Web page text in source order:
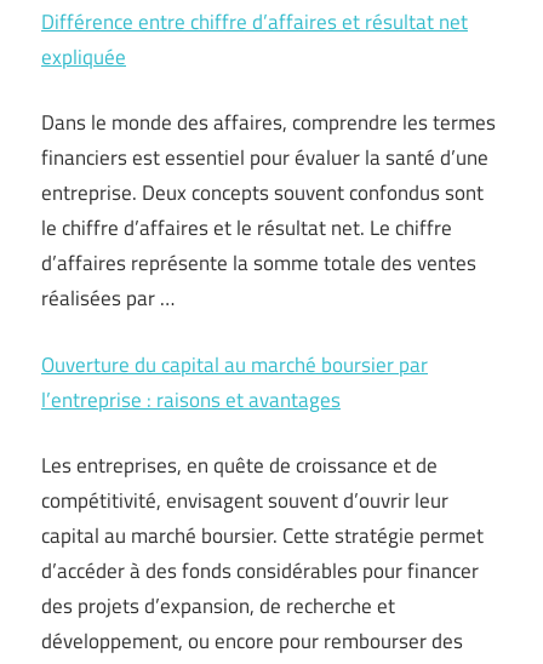
Différence entre chiffre d’affaires et résultat net
expliquée
Dans le monde des affaires, comprendre les termes
financiers est essentiel pour évaluer la santé d’une
entreprise. Deux concepts souvent confondus sont
le chiffre d’affaires et le résultat net. Le chiffre
d’affaires représente la somme totale des ventes
réalisées par …
Ouverture du capital au marché boursier par
l’entreprise : raisons et avantages
Les entreprises, en quête de croissance et de
compétitivité, envisagent souvent d’ouvrir leur
capital au marché boursier. Cette stratégie permet
d’accéder à des fonds considérables pour financer
des projets d’expansion, de recherche et
développement, ou encore pour rembourser des